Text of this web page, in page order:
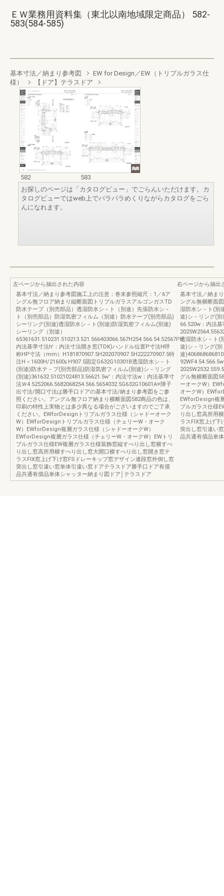
ＥＷ業務用資料集（東北以南地域限定商品） 582-
583(584-585)
基本寸法／納まり参考図
EW for Design／EW（トリプルガラス仕
様）
【ドア】テラスドア
582
583
お探しのページは「カタログビュー」でごらんいただけます。カ
タログビューではweb上でパラパラめくりながらカタログをごら
んになれます。
左ページから抽出された内容
基本寸法／納まり参考図施工上の注意：巻末参照縮尺：1／6ア
ングル無フロア納まり縦断面図トリプルガラスアルゴンガスTD
防水テープ（別売部品）透湿防水シ－ト（別途）先張防水シ－
ト（別売部品）防湿気密フィルム（別途）防水テープ(別売部品)
シーリング(別途)透湿防水シ－ト(別途)防湿気密フィルム(別途)
シーリング（別途）
65361631.510231.510213.521.566403066.567H254.566.54.52567Ph：
内法基準寸法h'：内法寸法開き窓(TDK)ハンドル位置P寸法H呼
称HP寸法（mm）H181870907.5H202070907.5H222270907.5特
注H＜1600H/21600≦H907.5固定G632G10301B透湿防水シ－ト
(別途)防水テ－プ(別売部品)防湿気密フィルム(別途)シ－リング
(別途)361632.51021024813.56621.5w'：内法寸法w：内法基準寸
法Ｗ4.5252066.5682068254.566.5654032.5G632G10601A※障子
出寸法/開口寸法は勝手口ドアの基本寸法/納まり参考図をご参
照ください。アングル無フロア納まり横断面図582商品の色は、
印刷の特性上実物とは多少異なる場合がございますのでご了承
ください。EWforDesignトリプルガラス仕様（シャドーオーク
W）EWforDesignトリプルガラス仕様（チェリーW・オーク
W）EWforDesign複層ガラス仕様（シャドーオークW）
EWforDesign複層ガラス仕様（チェリーW・オークW）EWトリ
プルガラス仕様EW複層ガラス仕様装飾窓縦すべり出し窓横すべ
り出し窓高所用横すべり出し窓大開口横すべり出し窓開き窓テ
ラスFIX窓上げ下げ窓FSドレーキップ窓デザイン連段窓外倒し窓
突出し窓引違い窓単体引違い窓ドアテラスドア勝手口ドア有償
品共通有償品単体シャッター納まり図ドア│テラスドア
右ページから抽出
基本寸法／納ま
ングル無横断面
湿防水シ－ト(別
途)シ－リング(別
66.520w：内法基
透湿防水シ－ト(
途)シ－リング(別
途
グル無横断面図
ーオークW）
オークW）
EWforDesign複
プルガラス仕様
り出し窓高所用
ラスFIX窓上げ下
突出し窓引違い
品共通有償品単